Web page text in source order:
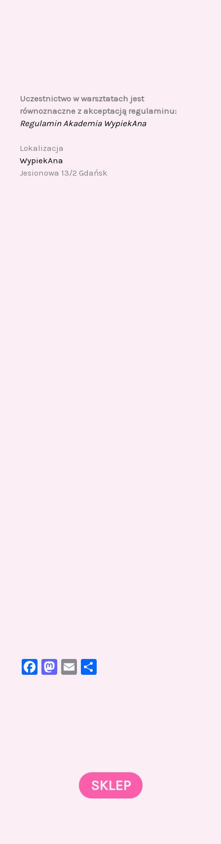
Uczestnictwo w warsztatach jest
równoznaczne z akceptacją regulaminu:
Regulamin Akademia WypiekAna
Lokalizacja
WypiekAna
Jesionowa 13/2 Gdańsk
Facebook
Mastodon
Email
SKLEP